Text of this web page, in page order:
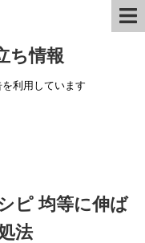
ち情報
利用しています
ピ 均等に伸ば
法